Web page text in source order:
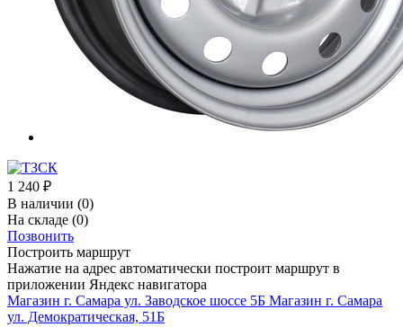
1 240 ₽
В наличии (0)
На складе (0)
Позвонить
Построить маршрут
Нажатие на адрес автоматически построит маршрут в
приложении Яндекс навигатора
Магазин г. Самара ул. Заводское шоссе 5Б Магазин г. Самара
ул. Демократическая, 51Б